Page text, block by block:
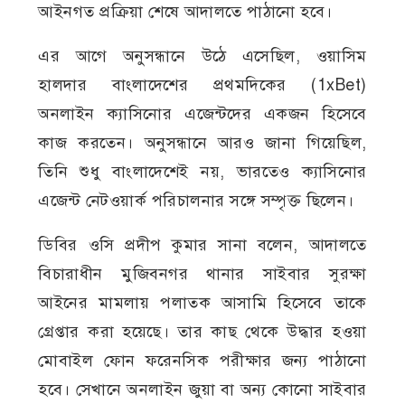
আইনগত প্রক্রিয়া শেষে আদালতে পাঠানো হবে।
এর আগে অনুসন্ধানে উঠে এসেছিল, ওয়াসিম
হালদার বাংলাদেশের প্রথমদিকের (1xBet)
অনলাইন ক্যাসিনোর এজেন্টদের একজন হিসেবে
কাজ করতেন। অনুসন্ধানে আরও জানা গিয়েছিল,
তিনি শুধু বাংলাদেশেই নয়, ভারতেও ক্যাসিনোর
এজেন্ট নেটওয়ার্ক পরিচালনার সঙ্গে সম্পৃক্ত ছিলেন।
ডিবির ওসি প্রদীপ কুমার সানা বলেন, আদালতে
বিচারাধীন মুজিবনগর থানার সাইবার সুরক্ষা
আইনের মামলায় পলাতক আসামি হিসেবে তাকে
গ্রেপ্তার করা হয়েছে। তার কাছ থেকে উদ্ধার হওয়া
মোবাইল ফোন ফরেনসিক পরীক্ষার জন্য পাঠানো
হবে। সেখানে অনলাইন জুয়া বা অন্য কোনো সাইবার